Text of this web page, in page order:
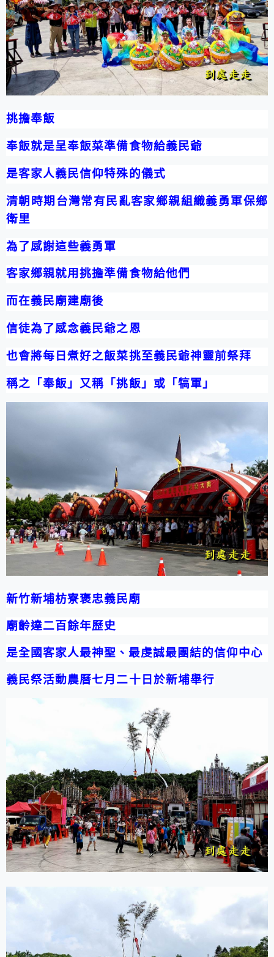
挑擔奉飯
奉飯就是呈奉飯菜準備食物給義民爺
是客家人義民信仰特殊的儀式
清朝時期台灣常有民亂客家鄉親組織義勇軍保鄉
衛里
為了感謝這些義勇軍
客家鄉親就用挑擔準備食物給他們
而在義民廟建廟後
信徒為了感念義民爺之恩
也會將每日煮好之飯菜挑至義民爺神靈前祭拜
稱之「奉飯」 又稱「挑飯」或「犒軍」
新竹新埔枋寮褒忠義民廟
廟齡達二百餘年歷史
是全國客家人最神聖、最虔誠最團結的信仰中心
義民祭活動農曆七月二十日於新埔舉行